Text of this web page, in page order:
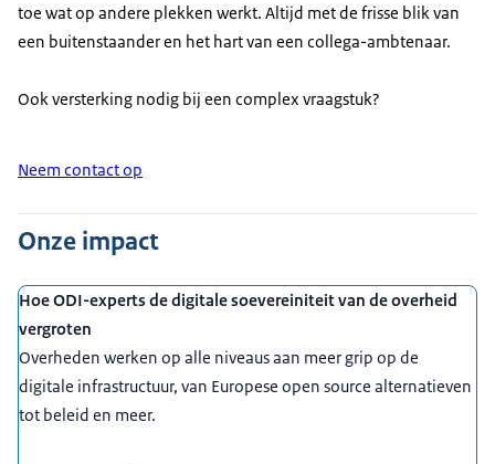
toe wat op andere plekken werkt. Altijd met de frisse blik van
een buitenstaander en het hart van een collega-ambtenaar.
Ook versterking nodig bij een complex vraagstuk?
Neem contact op
Onze impact
Hoe ODI-experts de digitale soevereiniteit van de overheid
vergroten
Overheden werken op alle niveaus aan meer grip op de
digitale infrastructuur, van Europese open source alternatieven
tot beleid en meer.